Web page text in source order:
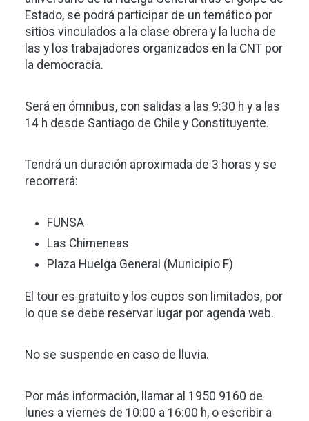
Estado, se podrá participar de un temático por
sitios vinculados a la clase obrera y la lucha de
las y los trabajadores organizados en la CNT por
la democracia.
Será en ómnibus, con salidas a las 9:30 h y a las
14 h desde Santiago de Chile y Constituyente.
Tendrá un duración aproximada de 3 horas y se
recorrerá:
FUNSA
Las Chimeneas
Plaza Huelga General (Municipio F)
El tour es gratuito y los cupos son limitados, por
lo que se debe reservar lugar por agenda web.
No se suspende en caso de lluvia.
Por más información, llamar al 1950 9160 de
lunes a viernes de 10:00 a 16:00 h, o escribir a